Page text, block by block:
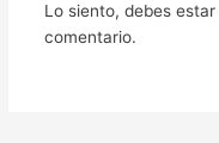
Lo siento, debes estar
comentario.